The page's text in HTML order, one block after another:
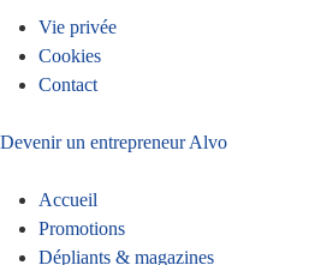
Menu
Pied
de
page
Vie privée
Cookies
Contact
Devenir un entrepreneur Alvo
Accueil
Promotions
Dépliants & magazines